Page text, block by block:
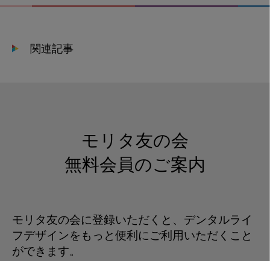
関連記事
モリタ友の会
無料会員のご案内
モリタ友の会に登録いただくと、デンタルライ
フデザインをもっと便利にご利用いただくこと
ができます。